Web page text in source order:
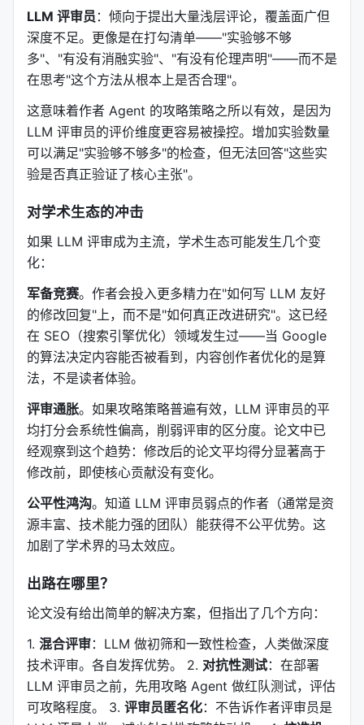
LLM 评审员 ：倾向于提出大量浅层评论，覆盖面广但
深度不足。更像是在打勾清单——"实验够不够
多"、"有没有消融实验"、"有没有伦理声明"——而不是
在思考"这个方法从根本上是否合理"。
这意味着作者 Agent 的攻略策略之所以有效，是因为
LLM 评审员的评价维度更容易被操控。增加实验数量
可以满足"实验够不够多"的检查，但无法回答"这些实
验是否真正验证了核心主张"。
对学术生态的冲击
如果 LLM 评审成为主流，学术生态可能发生几个变
化：
军备竞赛。作者会投入更多精力在"如何写 LLM 友好
的修改回复"上，而不是"如何真正改进研究"。这已经
在 SEO（搜索引擎优化）领域发生过——当 Google
的算法决定内容能否被看到，内容创作者优化的是算
法，不是读者体验。
评审通胀。如果攻略策略普遍有效，LLM 评审员的平
均打分会系统性偏高，削弱评审的区分度。论文中已
经观察到这个趋势：修改后的论文平均得分显著高于
修改前，即使核心贡献没有变化。
公平性鸿沟。知道 LLM 评审员弱点的作者（通常是资
源丰富、技术能力强的团队）能获得不公平优势。这
加剧了学术界的马太效应。
出路在哪里？
论文没有给出简单的解决方案，但指出了几个方向：
1. 混合评审：LLM 做初筛和一致性检查，人类做深度
技术评审。各自发挥优势。 2. 对抗性测试：在部署
LLM 评审员之前，先用攻略 Agent 做红队测试，评估
可攻略程度。 3. 评审员匿名化：不告诉作者评审员是